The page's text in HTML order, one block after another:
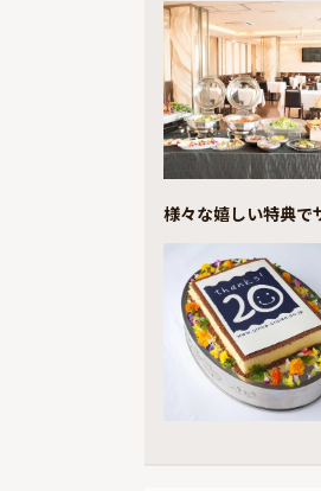
様々な嬉しい特典で